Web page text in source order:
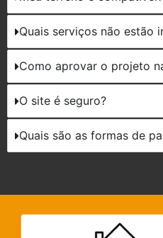
Quais serviços não estão
Como aprovar o projeto
O site é seguro?
Quais são as formas de